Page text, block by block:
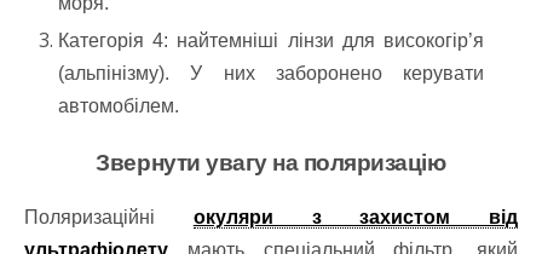
Категорія 4: найтемніші лінзи для високогір’я
(альпінізму). У них заборонено керувати
автомобілем.
Звернути увагу на поляризацію
Поляризаційні окуляри з захистом від